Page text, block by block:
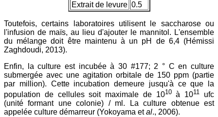
Extrait de levure 0.5
Toutefois, certains laboratoires utilisent le saccharose ou
l'infusion de maïs, au lieu d'ajouter le mannitol. L'ensemble
du mélange doit être maintenu à un pH de 6,4 (Hémissi
Zaghdoudi, 2013).
Enfin, la culture est incubée à 30 #177; 2 ° C en culture
submergée avec une agitation orbitale de 150 ppm (partie
par million). Cette incubation demeure jusqu'à ce que la
population de cellules soit maximale de 1010à 1011 ufc
(unité formant une colonie) / ml. La culture obtenue est
appelée culture démarreur (Yokoyama etal., 2006).